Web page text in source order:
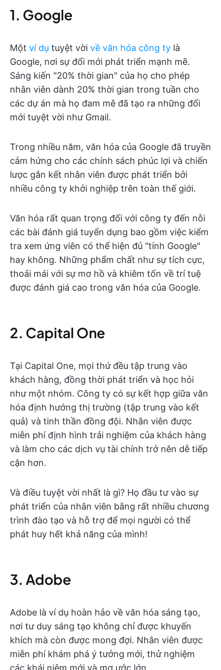
1. Google
Một ví dụ tuyệt vời về văn hóa công ty là
Google, nơi sự đổi mới phát triển mạnh mẽ.
Sáng kiến "20% thời gian" của họ cho phép
nhân viên dành 20% thời gian trong tuần cho
các dự án mà họ đam mê đã tạo ra những đổi
mới tuyệt vời như Gmail.
Trong nhiều năm, văn hóa của Google đã truyền
cảm hứng cho các chính sách phúc lợi và chiến
lược gắn kết nhân viên được phát triển bởi
nhiều công ty khởi nghiệp trên toàn thế giới.
Văn hóa rất quan trọng đối với công ty đến nỗi
các bài đánh giá tuyển dụng bao gồm việc kiểm
tra xem ứng viên có thể hiện đủ "tính Google"
hay không. Những phẩm chất như sự tích cực,
thoải mái với sự mơ hồ và khiêm tốn về trí tuệ
được đánh giá cao trong văn hóa của Google.
2. Capital One
Tại Capital One, mọi thứ đều tập trung vào
khách hàng, đồng thời phát triển và học hỏi
như một nhóm. Công ty có sự kết hợp giữa văn
hóa định hướng thị trường (tập trung vào kết
quả) và tinh thần đồng đội. Nhân viên được
miễn phí định hình trải nghiệm của khách hàng
và làm cho các dịch vụ tài chính trở nên dễ tiếp
cận hơn.
Và điều tuyệt vời nhất là gì? Họ đầu tư vào sự
phát triển của nhân viên bằng rất nhiều chương
trình đào tạo và hỗ trợ để mọi người có thể
phát huy hết khả năng của mình!
3. Adobe
Adobe là ví dụ hoàn hảo về văn hóa sáng tạo,
nơi tư duy sáng tạo không chỉ được khuyến
khích mà còn được mong đợi. Nhân viên được
miễn phí khám phá ý tưởng mới, thử nghiệm
các khái niệm mới và mơ ước lớn.